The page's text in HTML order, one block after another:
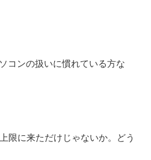
コンの扱いに慣れている方な
限に来ただけじゃないか。どう